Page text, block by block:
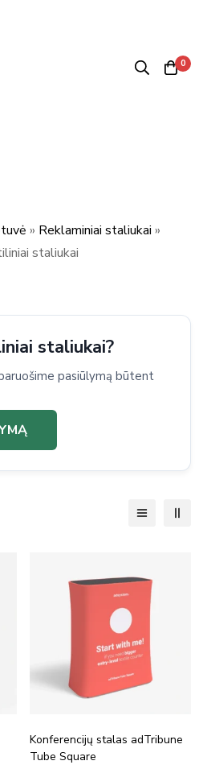
0
» Reklaminiai staliukai »
staliukai
staliukai?
pasiūlymą būtent
Konferencijų stalas adTribune
Tube Square